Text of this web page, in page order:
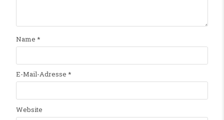
Name *
E-Mail-Adresse *
Website